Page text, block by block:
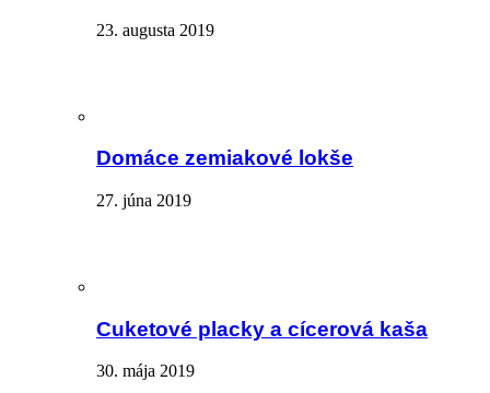
23. augusta 2019
Domáce zemiakové lokše
27. júna 2019
Cuketové placky a cícerová kaša
30. mája 2019